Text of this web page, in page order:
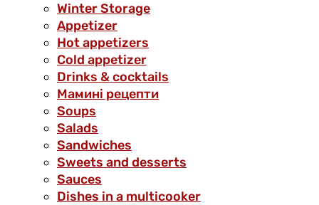
Winter Storage
Аppetizer
Hot appetizers
Cold appetizer
Drinks & cocktails
Мамині рецепти
Soups
Salads
Sandwiches
Sweets and desserts
Sauces
Dishes in a multicooker